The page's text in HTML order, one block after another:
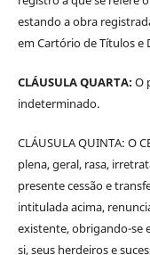
estando a obra
em Cartório de Títulos e
CLÁUSULA QUARTA:O
indeterminado.
CLÁUSULA QUINTA: O
plena, geral, rasa,
presente cessão e
intitulada acima,
existente, obrigando-se
si, seus herdeiros e